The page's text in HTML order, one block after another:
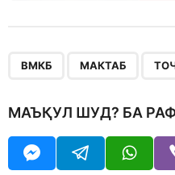
ВМКБ МАКТАБ
МАЪҚУЛ ШУД? БА